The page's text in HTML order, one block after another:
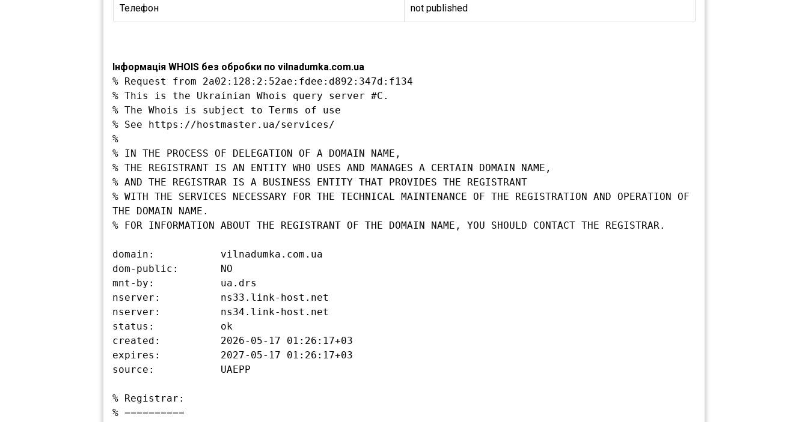
Телефон not published
Інформація WHOIS без обробки по vilnadumka.com.ua
% Request from 2a02:128:2:52ae:fdee:d892:347d:f134
% This is the Ukrainian Whois query server #C.
% The Whois is subject to Terms of use
% See https://hostmaster.ua/services/
%
% IN THE PROCESS OF DELEGATION OF A DOMAIN NAME,
% THE REGISTRANT IS AN ENTITY WHO USES AND MANAGES A CERTAIN DOMAIN NAME,
% AND THE REGISTRAR IS A BUSINESS ENTITY THAT PROVIDES THE REGISTRANT
% WITH THE SERVICES NECESSARY FOR THE TECHNICAL MAINTENANCE OF THE REGISTRATION AND OPERATION OF
THE DOMAIN NAME.
% FOR INFORMATION ABOUT THE REGISTRANT OF THE DOMAIN NAME, YOU SHOULD CONTACT THE REGISTRAR.
domain:           vilnadumka.com.ua
dom-public:       NO
mnt-by:           ua.drs
nserver:          ns33.link-host.net
nserver:          ns34.link-host.net
status:           ok
created:          2026-05-17 01:26:17+03
expires:          2027-05-17 01:26:17+03
source:           UAEPP
% Registrar:
% ==========